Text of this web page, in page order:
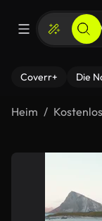
Coverr+ Die
Heim